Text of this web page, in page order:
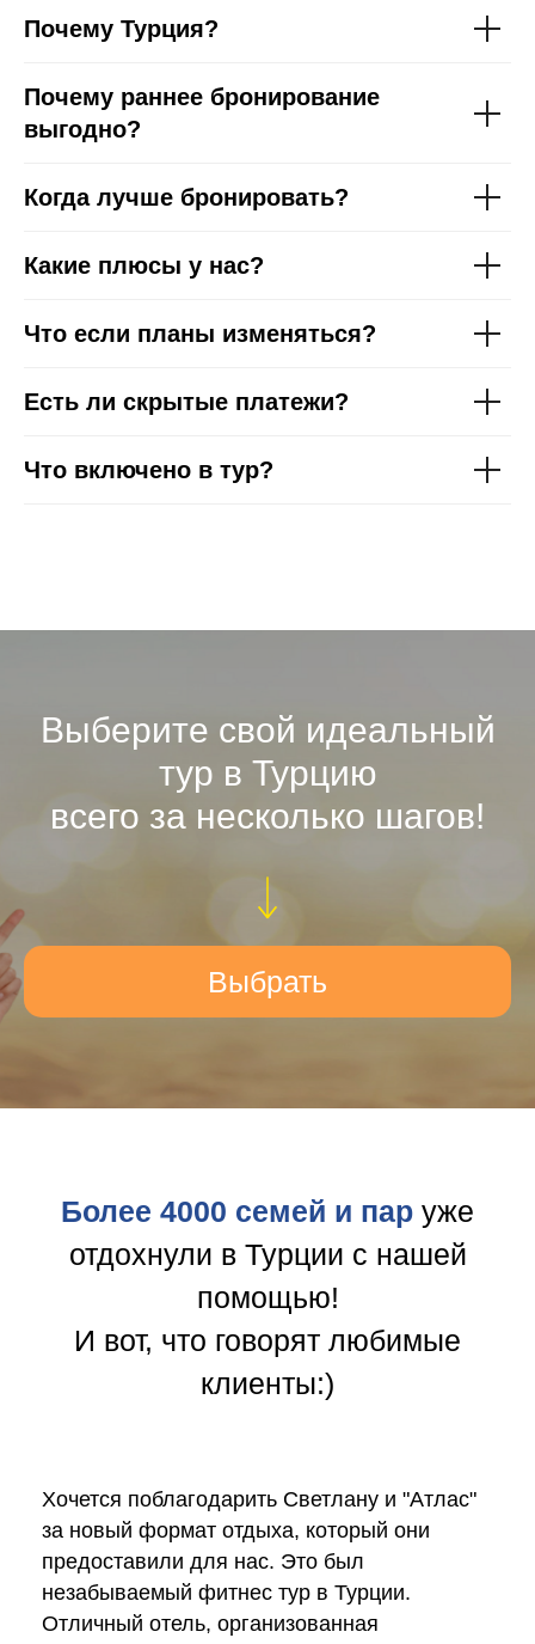
Почему Турция?
Почему раннее бронирование
выгодно?
Когда лучше бронировать?
Какие плюсы у нас?
Что если планы изменяться?
Есть ли скрытые платежи?
Что включено в тур?
Выберите свой идеальный
тур в Турцию
всего за несколько шагов!
Выбрать
Более 4000 семей и пар уже
отдохнули в Турции с нашей
помощью!
И вот, что говорят любимые
клиенты:)
Хочется поблагодарить Светлану и "Атлас"
за новый формат отдыха, который они
предоставили для нас. Это был
незабываемый фитнес тур в Турции.
Отличный отель, организованная